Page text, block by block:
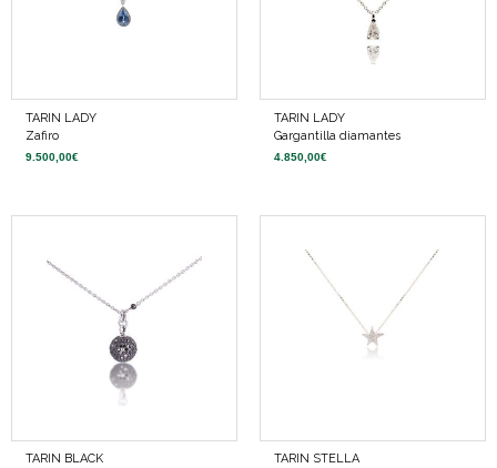
TARIN LADY
Zafiro
9.500,00€
TARIN LADY
Gargantilla diamantes
4.850,00€
TARIN BLACK
TARIN STELLA